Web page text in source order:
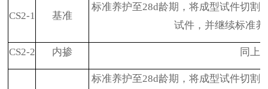
CS2-1 基准
标准养护至28d龄期，将成型试件切割
试件，并继续标准
CS2-2 内掺 同上
标准养护至28d龄期，将成型试件切割